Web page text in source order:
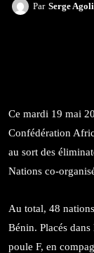
Par Serge
Ce mardi 19 mai
Confédération
au sort des
Nations co-
Au total, 48
Bénin. Placés
poule F, en